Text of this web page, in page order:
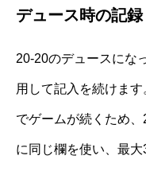
デュース時の記録
20-20のデュースにな
用して記入を続けま
でゲームが続くため
に同じ欄を使い、最